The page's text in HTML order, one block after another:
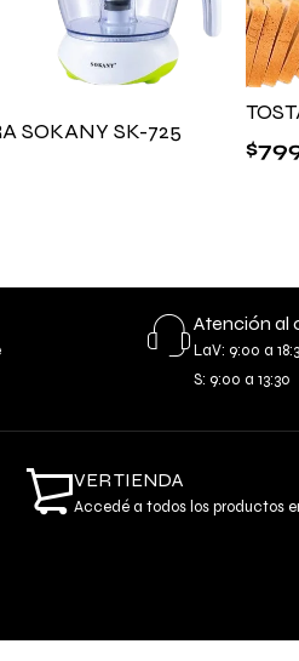
SOKANY SK-725
$
Atención al
LaV: 9:00 a
S: 9:00 a 13:30
VER TIENDA
Accedé a todos los productos